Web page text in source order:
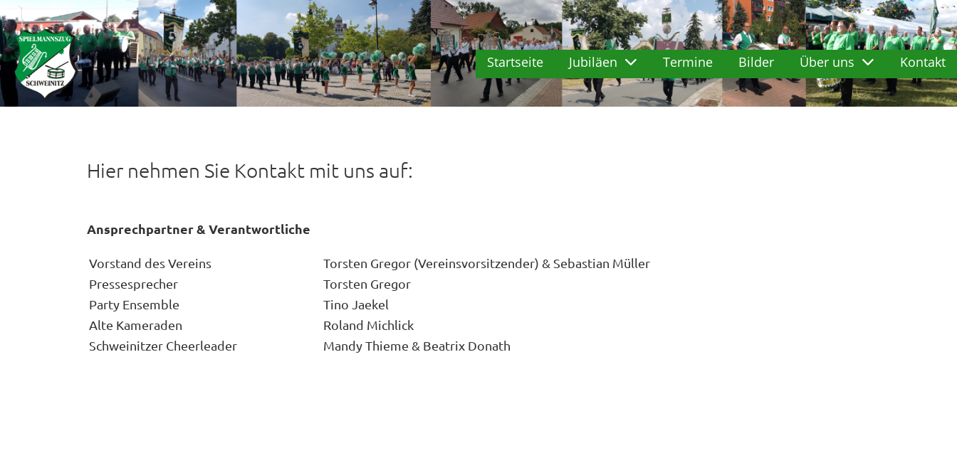
Startseite Jubiläen Termine Bilder Über uns Kontakt
Hier nehmen Sie Kontakt mit uns auf:
Ansprechpartner & Verantwortliche
Vorstand des Vereins
Torsten Gregor (Vereinsvorsitzender) & Sebastian Müller
Pressesprecher
Torsten Gregor
Party Ensemble
Tino Jaekel
Alte Kameraden
Roland Michlick
Schweinitzer Cheerleader
Mandy Thieme & Beatrix Donath